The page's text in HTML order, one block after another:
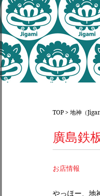
TOP> 地神（
廣島鉄
お店情報
やっほー、地